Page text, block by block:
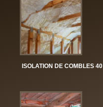
ISOLATION DE COMBLES 40